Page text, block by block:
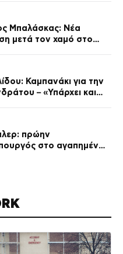
Μπαλάσκας: Νέα
μετά τον χαμό στο
Καμπανάκι για την
– «Υπάρχει και
πρώην
στο αγαπημένο